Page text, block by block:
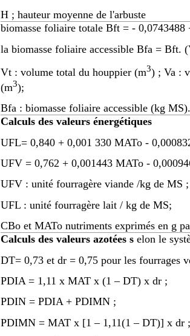
H ; hauteur moyenne de l'arbuste
biomasse foliaire totale Bft = - 0,0743488
la biomasse foliaire accessible Bfa = Bft.
Vt : volume total du houppier (m3) ; Va :
(m3);
Bfa : biomasse foliaire accessible (kg MS).
Calculs des valeurs énergétiques
UFL= 0,840 + 0,001 330 MATo -
UFV = 0,762 + 0,001443 MATo -
UFV : unité fourragère viande /kg de MS ;
UFL : unité fourragère lait / kg de MS;
CBo et MATo nutriments exprimés en g
Calculs des valeurs azotées s elon le
DT= 0,73 et dr = 0,75 pour les fourrages
PDIA = 1,11 x MAT x (1 – DT) x dr ;
PDIN = PDIA + PDIMN ;
PDIMN = MAT x [1 – 1,11(1 – DT)] x dr ;